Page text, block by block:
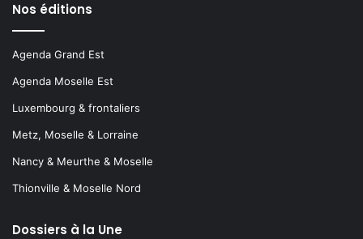
Nos éditions
Agenda Grand Est
Agenda Moselle Est
Luxembourg & frontaliers
Metz, Moselle & Lorraine
Nancy & Meurthe & Moselle
Thionville & Moselle Nord
Dossiers à la Une